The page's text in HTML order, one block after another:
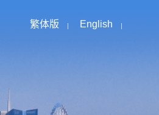
繁体版 English